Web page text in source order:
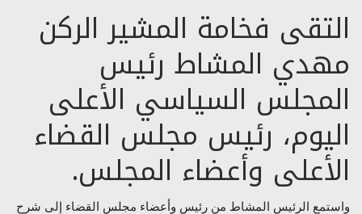
التقى فخامة المشير الركن
مهدي المشاط رئيس
المجلس السياسي الأعلى
اليوم، رئيس مجلس القضاء
الأعلى وأعضاء المجلس.
واستمع الرئيس المشاط من رئيس وأعضاء مجلس القضاء إلى شرح